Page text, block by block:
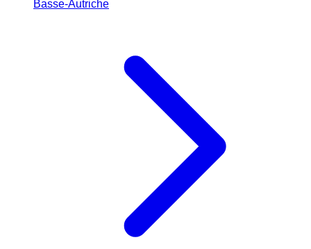
Basse-Autriche